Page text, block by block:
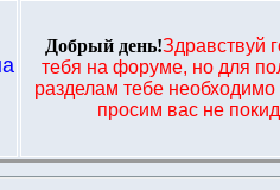
Добрый день!Здравствуй
тебя на форуме, но для
разделам тебе необходимо
просим вас не